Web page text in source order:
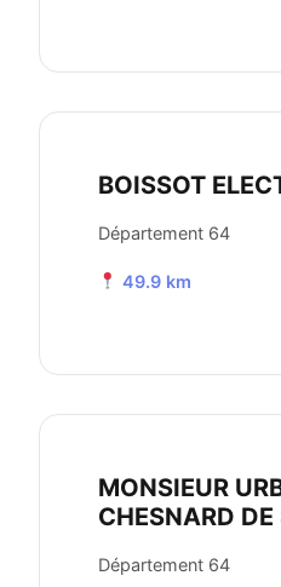
BOISSOT
Département 64
49.9 km
MONSIEUR
CHESNARD
Département 64